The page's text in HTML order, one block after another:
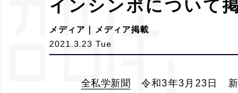
インシンポについて
メディア｜メディア掲載
2021.3.23 Tue
全私学新聞 令和3年3月23日 新